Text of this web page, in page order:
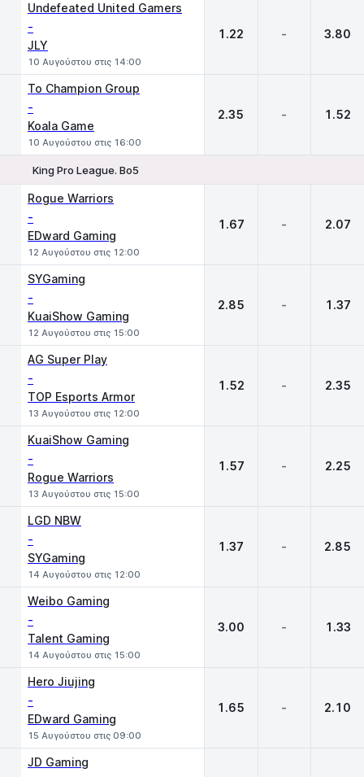
Undefeated United Gamers
-
JLY
10 Αυγούστου στις 14:00
1.22 - 3.80
To Champion Group
-
Koala Game
10 Αυγούστου στις 16:00
2.35 - 1.52
King Pro League. Bo5
Rogue Warriors
-
EDward Gaming
12 Αυγούστου στις 12:00
1.67 - 2.07
SYGaming
-
KuaiShow Gaming
12 Αυγούστου στις 15:00
2.85 - 1.37
AG Super Play
-
TOP Esports Armor
13 Αυγούστου στις 12:00
1.52 - 2.35
KuaiShow Gaming
-
Rogue Warriors
13 Αυγούστου στις 15:00
1.57 - 2.25
LGD NBW
-
SYGaming
14 Αυγούστου στις 12:00
1.37 - 2.85
Weibo Gaming
-
Talent Gaming
14 Αυγούστου στις 15:00
3.00 - 1.33
Hero Jiujing
-
EDward Gaming
15 Αυγούστου στις 09:00
1.65 - 2.10
JD Gaming